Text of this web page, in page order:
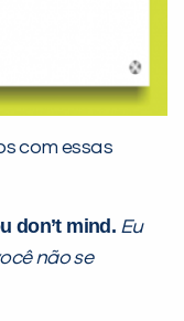
com essas
don’t mind. Eu
não se
abaixo e